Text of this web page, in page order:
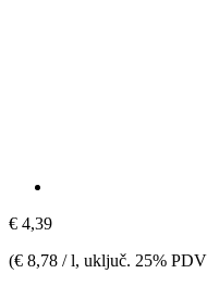
€ 4,39
(€ 8,78 / l, uključ. 25% PDV